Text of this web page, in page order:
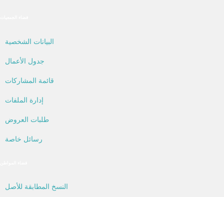
البيانات الشخصية
جدول الأعمال
قائمة المشاركات
إدارة الملفات
طلبات العروض
رسائل خاصة
النسخ المطابقة للأصل